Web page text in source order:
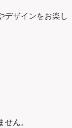
デザインをお楽し
ん。